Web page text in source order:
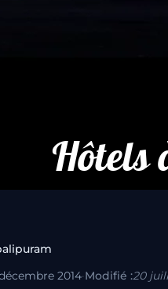
2014·Modifié :20